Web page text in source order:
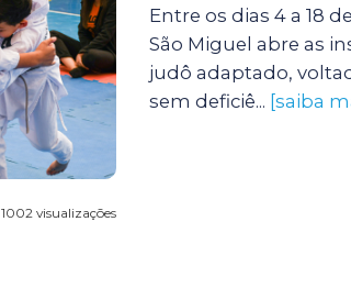
1002 visualizações
Entre os dias 4 a 18
São Miguel abre as
judô adaptado,
sem deficiê... [saiba